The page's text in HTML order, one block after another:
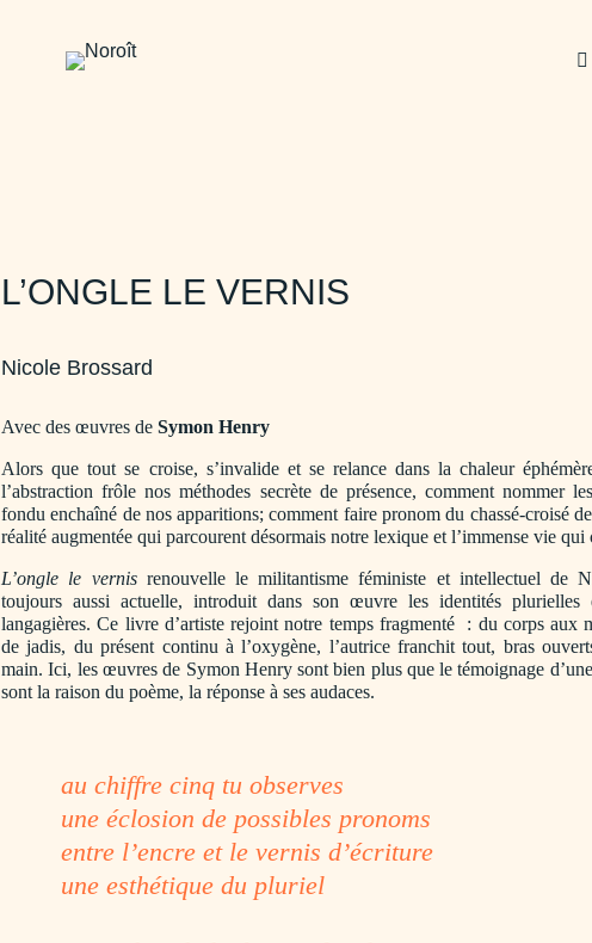

L’ONGLE LE VERNIS
Nicole Brossard
Avec des œuvres deSymon Henry
Alors que tout se croise, s’invalide et se relance dans la chaleur
l’abstraction frôle nos méthodes secrète de présence, comment nommer
fondu enchaîné de nos apparitions; comment faire pronom du chassé-croisé
réalité augmentée qui parcourent désormais notre lexique et l’immense vie
L’ongle le vernisrenouvelle le militantisme féministe et intellectuel de
toujours aussi actuelle, introduit dans son œuvre les identités plurielles
langagières. Ce livre d’artiste rejoint notre temps fragmenté : du corps aux
de jadis, du présent continu à l’oxygène, l’autrice franchit tout, bras
main. Ici, les œuvres de Symon Henry sont bien plus que le témoignage
sont la raison du poème, la réponse à ses audaces.
au chiffre cinq tu observes
une éclosion de possibles pronoms
entre l’encre et le vernis d’écriture
une esthétique du pluriel